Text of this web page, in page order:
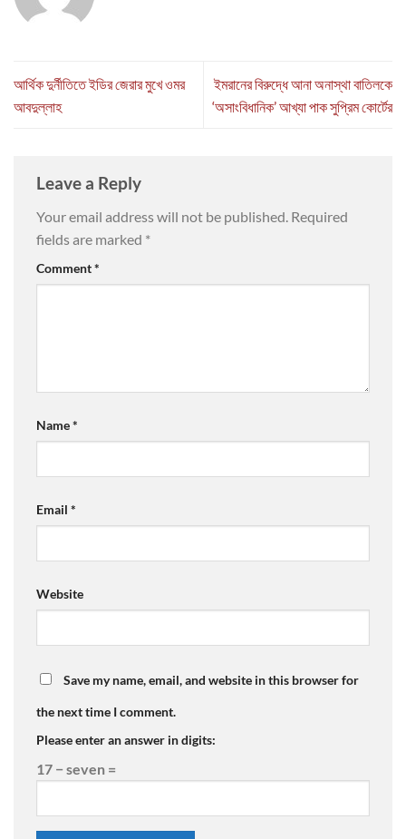
আর্থিক দুর্নীতিতে ইডির জেরার মুখে ওমর
আবদুল্লাহ
ইমরানের বিরুদ্ধে আনা অনাস্থা বাতিলকে
‘অসাংবিধানিক’ আখ্যা পাক সুপ্রিম কোর্টের
Leave a Reply
Your email address will not be published. Required
fields are marked *
Comment*
Name*
Email *
Website
Save my name, email, and website in this browser for
the next time I comment.
Please enter an answer in digits:
17 − seven =